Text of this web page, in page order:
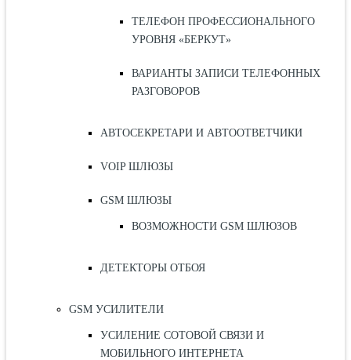
ТЕЛЕФОН ПРОФЕССИОНАЛЬНОГО
УРОВНЯ «БЕРКУТ»
ВАРИАНТЫ ЗАПИСИ ТЕЛЕФОННЫХ
РАЗГОВОРОВ
АВТОСЕКРЕТАРИ И АВТООТВЕТЧИКИ
VOIP ШЛЮЗЫ
GSM ШЛЮЗЫ
ВОЗМОЖНОСТИ GSM ШЛЮЗОВ
ДЕТЕКТОРЫ ОТБОЯ
GSM УСИЛИТЕЛИ
УСИЛЕНИЕ СОТОВОЙ СВЯЗИ И
МОБИЛЬНОГО ИНТЕРНЕТА